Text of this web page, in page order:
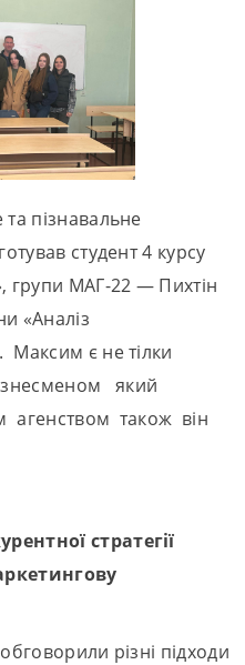
та пізнавальне
студент 4 курсу
групи МАГ-22 — Пихтін
«Аналіз
Максим є не тілки
який
агенством також він
стратегії
різні підходи